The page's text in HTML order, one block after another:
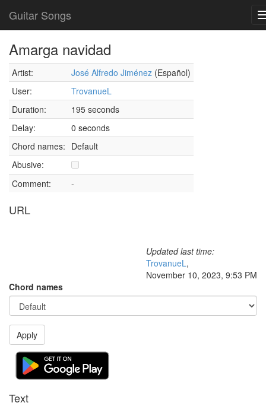
Guitar Songs
Amarga navidad
Artist: José Alfredo Jiménez (Español)
User:
TrovanueL
Duration:
195 seconds
Delay:
0 seconds
Chord names: Default
Abusive:
Comment:
-
URL
Updated last time:
TrovanueL,
November 10, 2023, 9:53 PM
Chord names
Apply
Text